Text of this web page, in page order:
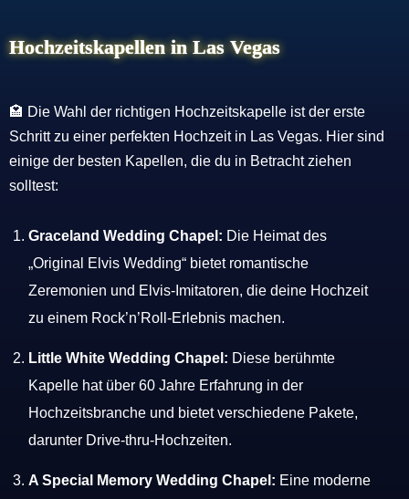
Hochzeitskapellen in Las Vegas
🏩 Die Wahl der richtigen Hochzeitskapelle ist der erste
Schritt zu einer perfekten Hochzeit in Las Vegas. Hier sind
einige der besten Kapellen, die du in Betracht ziehen
solltest:
Graceland Wedding Chapel: Die Heimat des
„Original Elvis Wedding“ bietet romantische
Zeremonien und Elvis-Imitatoren, die deine Hochzeit
zu einem Rock’n’Roll-Erlebnis machen.
Little White Wedding Chapel: Diese berühmte
Kapelle hat über 60 Jahre Erfahrung in der
Hochzeitsbranche und bietet verschiedene Pakete,
darunter Drive-thru-Hochzeiten.
A Special Memory Wedding Chapel: Eine moderne